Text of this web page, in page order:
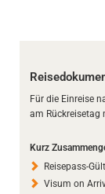
Für die Einreise
am Rückreisetag
Kurz
Reisepass-
Visum on